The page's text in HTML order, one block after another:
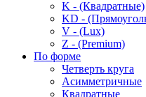
K - (Квадратные)
KD -
V - (Lux)
Z - (Premium)
По форме
Четверть круга
Асимметричные
Квадратные